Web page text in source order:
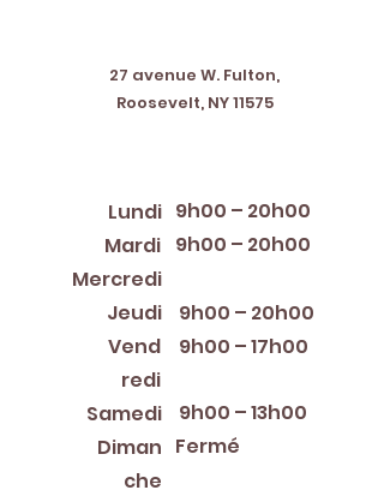
27 avenue W. Fulton,
Roosevelt, NY 11575
Lundi
Mardi
Mercredi
Jeudi
Vend
redi
Samedi
Diman
che
9h00 – 20h00
9h00 – 20h00
9h00 – 20h00
9h00 – 13h00
9h00 – 17h00
Fermé